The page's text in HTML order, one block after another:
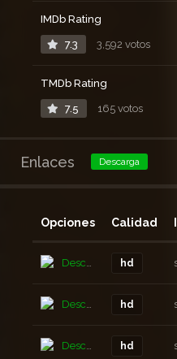
IMDb Rating
7.3 3,592 votos
TMDb Rating
7.5 165 votos
Enlaces Descarga
Opciones Calidad
Descarga hd
Descarga hd
Descarga hd